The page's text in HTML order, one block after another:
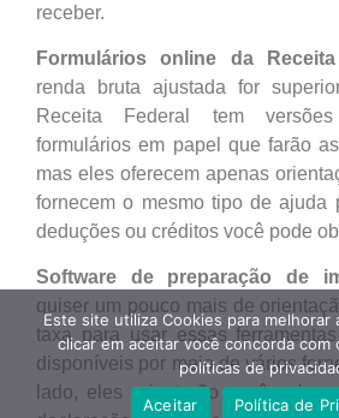
receber.
Formulários online da
renda bruta ajustada for
Receita Federal tem
formulários em papel que farão
mas eles oferecem apenas
fornecem o mesmo tipo de ajuda
deduções ou créditos você pode
Software de preparação de
quiser um pouco mais de
taxa para usar essas
disponíveis por meio de vários
lado, eles orientarão você sobre
Este site utiliza Cookies para melhorar
clicar em aceitar você concorda com
políticas de
Aceitar
Política de